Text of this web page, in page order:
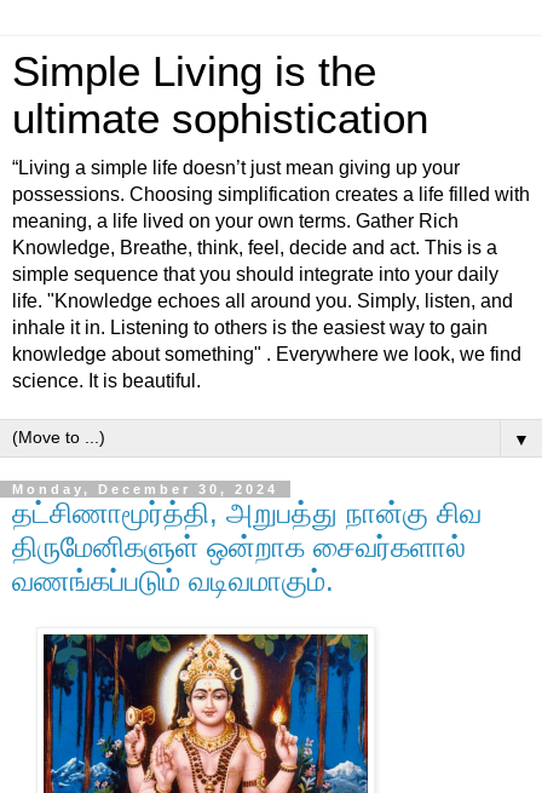
Simple Living is the
ultimate sophistication
“Living a simple life doesn’t just mean giving up your
possessions. Choosing simplification creates a life filled with
meaning, a life lived on your own terms. Gather Rich
Knowledge, Breathe, think, feel, decide and act. This is a
simple sequence that you should integrate into your daily
life. "Knowledge echoes all around you. Simply, listen, and
inhale it in. Listening to others is the easiest way to gain
knowledge about something" . Everywhere we look, we find
science. It is beautiful.
▼
Monday, December 30, 2024
தட்சிணாமூர்த்தி, அறுபத்து நான்கு சிவ
திருமேனிகளுள் ஒன்றாக சைவர்களால்
வணங்கப்படும் வடிவமாகும்.